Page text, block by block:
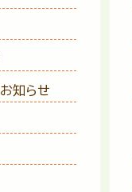
お知らせ